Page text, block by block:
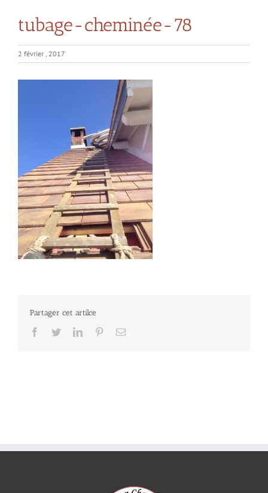
tubage-cheminée-78
2 février , 2017
Partager cet artilce
Facebook
TwitterLinkedInPinterestEmail